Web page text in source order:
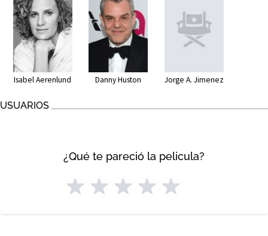
Isabel Aerenlund Danny Huston Jorge A. Jimenez
USUARIOS
¿Qué te pareció la pelicula?